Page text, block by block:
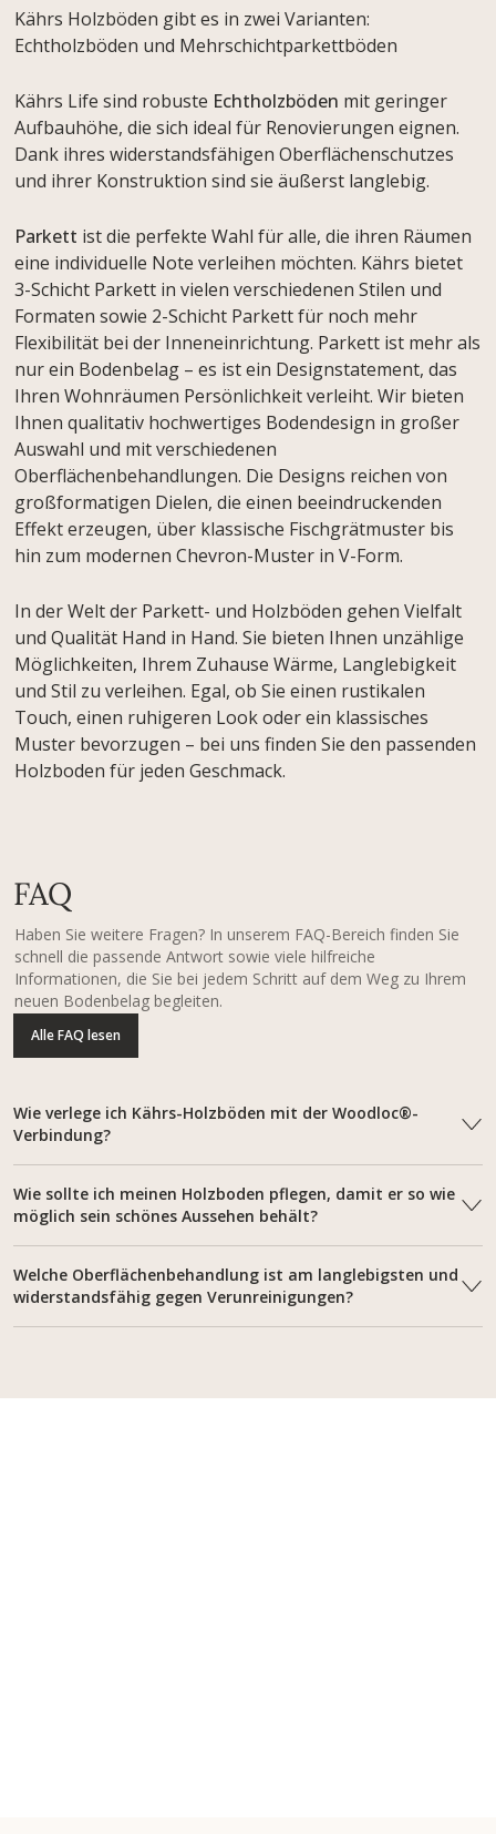
Kährs Holzböden gibt es in zwei Varianten:
Echtholzböden und Mehrschichtparkettböden
Kährs Life sind robuste Echtholzböden mit geringer
Aufbauhöhe, die sich ideal für Renovierungen eignen.
Dank ihres widerstandsfähigen Oberflächenschutzes
und ihrer Konstruktion sind sie äußerst langlebig.
Parkett ist die perfekte Wahl für alle, die ihren Räumen
eine individuelle Note verleihen möchten. Kährs bietet
3-Schicht Parkett in vielen verschiedenen Stilen und
Formaten sowie 2-Schicht Parkett für noch mehr
Flexibilität bei der Inneneinrichtung. Parkett ist mehr als
nur ein Bodenbelag – es ist ein Designstatement, das
Ihren Wohnräumen Persönlichkeit verleiht. Wir bieten
Ihnen qualitativ hochwertiges Bodendesign in großer
Auswahl und mit verschiedenen
Oberflächenbehandlungen. Die Designs reichen von
großformatigen Dielen, die einen beeindruckenden
Effekt erzeugen, über klassische Fischgrätmuster bis
hin zum modernen Chevron-Muster in V-Form.
In der Welt der Parkett- und Holzböden gehen Vielfalt
und Qualität Hand in Hand. Sie bieten Ihnen unzählige
Möglichkeiten, Ihrem Zuhause Wärme, Langlebigkeit
und Stil zu verleihen. Egal, ob Sie einen rustikalen
Touch, einen ruhigeren Look oder ein klassisches
Muster bevorzugen – bei uns finden Sie den passenden
Holzboden für jeden Geschmack.
FAQ
Haben Sie weitere Fragen? In unserem FAQ-Bereich finden Sie
schnell die passende Antwort sowie viele hilfreiche
Informationen, die Sie bei jedem Schritt auf dem Weg zu Ihrem
neuen Bodenbelag begleiten.
Alle FAQ lesen
Wie verlege ich Kährs-Holzböden mit der Woodloc®-
Verbindung?
Wie sollte ich meinen Holzboden pflegen, damit er so wie
möglich sein schönes Aussehen behält?
Welche Oberflächenbehandlung ist am langlebigsten und
widerstandsfähig gegen Verunreinigungen?